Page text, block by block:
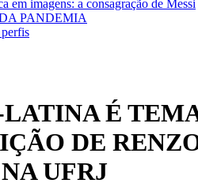
em imagens: a consagração de Messi
PANDEMIA
É
DE
UFRJ